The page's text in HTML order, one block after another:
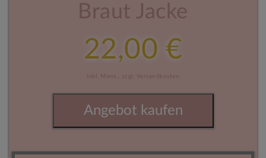
Braut Jacke
22,00 €
inkl. Mwst., zzgl. Versandkosten
Angebot kaufen